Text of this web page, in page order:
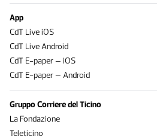
App
CdT Live iOS
CdT Live Android
CdT E-paper – iOS
CdT E-paper – Android
Gruppo Corriere del Ticino
La Fondazione
Teleticino